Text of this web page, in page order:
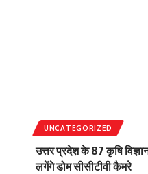
UNCATEGORIZED
उत्तर प्रदेश के 87 कृषि
लगेंगे डोम सीसीटीवी कैमरे